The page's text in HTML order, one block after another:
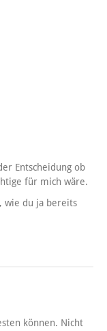
Entscheidung ob
für mich wäre.
wie du ja bereits
können. Nicht